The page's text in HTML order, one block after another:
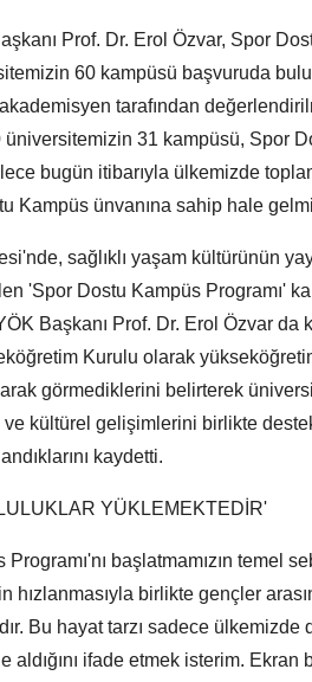
Prof. Dr. Erol Özvar, Spor
60 kampüsü başvuruda
tarafından
31 kampüsü, Spor
bugün itibarıyla ülkemizde
Kampüs ünvanına sahip hale
sağlıklı yaşam kültürünün
'Spor Dostu Kampüs Programı'
Başkanı Prof. Dr. Erol Özvar da
Kurulu olarak
görmediklerini belirterek
kültürel gelişimlerini birlikte
kaydetti.
YÜKLEMEKTEDİR'
başlatmamızın temel
hızlanmasıyla birlikte gençler
Bu hayat tarzı sadece ülkemizde
ifade etmek isterim. Ekran